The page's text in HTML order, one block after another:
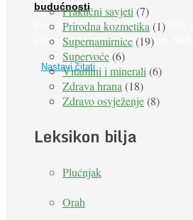
budućnosti
Prema predviđanjima FAO-a do
Zemlje bit će ugrožen zbog gladi.
Nastavi čitati
Praktični savjeti (7)
Prirodna kozmetika (1)
Supernamirnice(19)
Supervoće(6)
Vitamini i minerali (6)
Zdrava hrana (18)
Zdravo osvježenje(8)
Leksikon bilja
Plućnjak
Orah